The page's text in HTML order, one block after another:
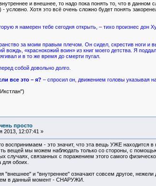
и внешнее, то надо пока понять то, что в
условно. Хотя это всё очень сложно будет понять
я намерен тебе сегодня открыть, – тихо произнес
за моим правым плечом. Он сидел, скрестив ноги и
вождь, «краснокожий воин» из книг моего детства. Я
и в то же время до смерти пугал.
собой довольно долго.
все это – я? – спросил он, движением головы указывая
просто
2013, 12:07:41 »
воспринимаем - это значит, что эта вещь УЖЕ
вещей мы можем наблюдать только со стороны, с
случаях, связанных с поражением этого самого
для обоих.
"внешнее" и "внутреннее" означают совсем другое,
в данный момент - СНАРУЖИ.